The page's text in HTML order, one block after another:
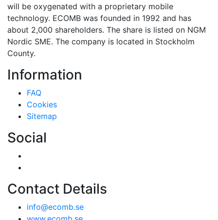
will be oxygenated with a proprietary mobile
technology. ECOMB was founded in 1992 and has
about 2,000 shareholders. The share is listed on NGM
Nordic SME. The company is located in Stockholm
County.
Information
FAQ
Cookies
Sitemap
Social
Contact Details
info@ecomb.se